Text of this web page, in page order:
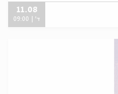
11.08
ד' | 09:00